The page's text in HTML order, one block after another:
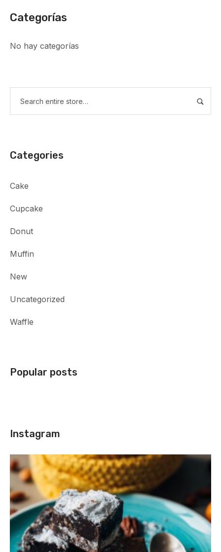
Categorías
No hay categorías
Categories
Cake
Cupcake
Donut
Muffin
New
Uncategorized
Waffle
Popular posts
Instagram